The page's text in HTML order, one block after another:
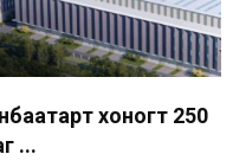
хоногт 250
...